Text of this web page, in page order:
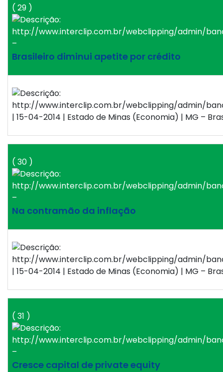
( 29 )
–
Brasileiro diminui apetite por crédito
| 15-04-2014 | Estado de Minas (Economia) | MG –
( 30 )
–
Na contramão da inflação
| 15-04-2014 | Estado de Minas (Economia) | MG –
( 31 )
–
Cresce capital de private equity